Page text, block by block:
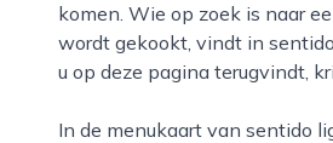
komen. Wie op zoek is naar
wordt gekookt, vindt in
u op deze pagina terugvindt,
In de menukaart van sentido ligt de nadruk op seizoensgebonden ingrediënten en pure smaken,